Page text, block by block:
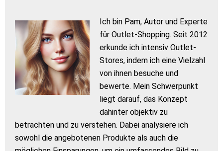
Ich bin Pam, Autor und Experte
für Outlet-Shopping. Seit 2012
erkunde ich intensiv Outlet-
Stores, indem ich eine Vielzahl
von ihnen besuche und
bewerte. Mein Schwerpunkt
liegt darauf, das Konzept
dahinter objektiv zu
betrachten und zu verstehen. Dabei analysiere ich
sowohl die angebotenen Produkte als auch die